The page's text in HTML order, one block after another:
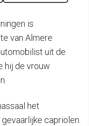
is
van Almere
uit de
hij de vrouw
het
capriolen.